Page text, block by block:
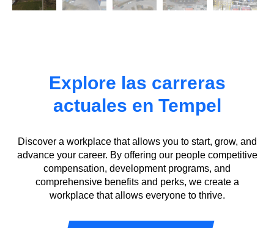
Explore las carreras
actuales en Tempel
Discover a workplace that allows you to start, grow, and
advance your career. By offering our people competitive
compensation, development programs, and
comprehensive benefits and perks, we create a
workplace that allows everyone to thrive.